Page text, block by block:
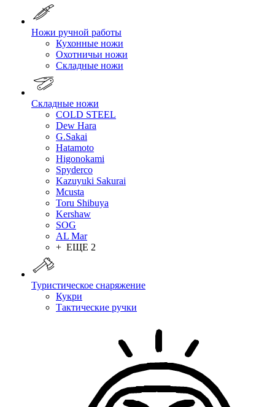
Ножи ручной работы
Кухонные ножи
Охотничьи ножи
Складные ножи
Складные ножи
COLD STEEL
Dew Hara
G.Sakai
Hatamoto
Higonokami
Spyderco
Kazuyuki Sakurai
Mcusta
Toru Shibuya
Kershaw
SOG
AL Mar
+ ЕЩЕ 2
Туристическое снаряжение
Кукри
Тактические ручки